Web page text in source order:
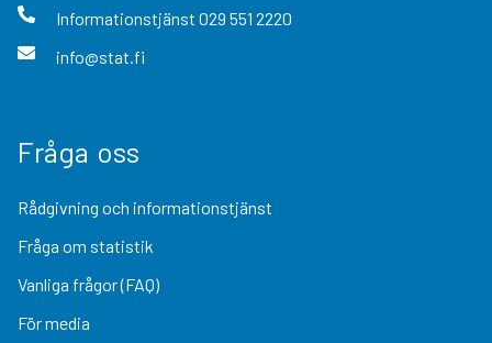
Informationstjänst 029 551 2220
info@stat.fi
Fråga oss
Rådgivning och informationstjänst
Fråga om statistik
Vanliga frågor (FAQ)
För media